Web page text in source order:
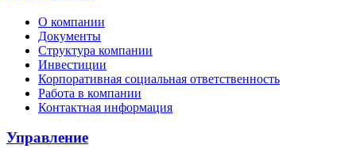
О компании
Документы
Структура компании
Инвестиции
Корпоративная социальная ответственность
Работа в компании
Контактная информация
Управление